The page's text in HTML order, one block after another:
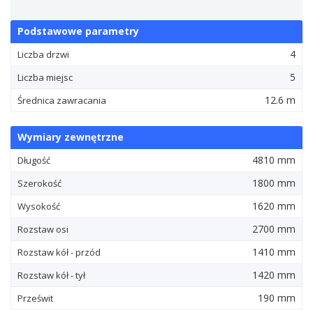
Podstawowe parametry
Liczba drzwi 4
Liczba miejsc 5
Średnica zawracania 12.6 m
Wymiary zewnętrzne
Długość 4810 mm
Szerokość 1800 mm
Wysokość 1620 mm
Rozstaw osi 2700 mm
Rozstaw kół - przód 1410 mm
Rozstaw kół - tył 1420 mm
Prześwit 190 mm